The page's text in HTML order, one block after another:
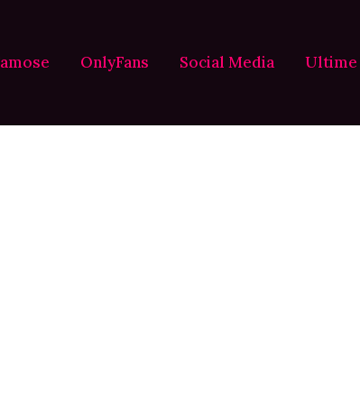
OnlyFans Social Media Ultime